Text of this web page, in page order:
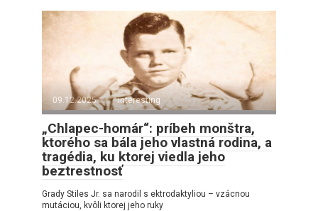
09.12.2025 interesting
„Chlapec-homár“: príbeh monštra,
ktorého sa bála jeho vlastná rodina, a
tragédia, ku ktorej viedla jeho
beztrestnosť
Grady Stiles Jr. sa narodil s ektrodaktyliou – vzácnou
mutáciou, kvôli ktorej jeho ruky